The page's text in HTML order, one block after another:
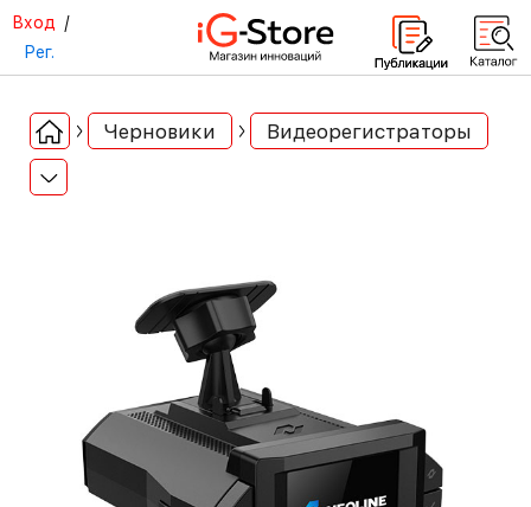
Вход /
Рег.
Черновики Видеорегистраторы